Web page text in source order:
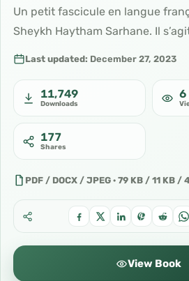
Un petit fascicule en langue
Sheykh Haytham Sarhane. Il
Last updated: December 27, 2023
11,749
Downloads
6
177
Shares
PDF / DOCX / JPEG · 79 KB / 11 KB /
View Book